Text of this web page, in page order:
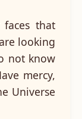
faces that
looking
not know
mercy,
Universe